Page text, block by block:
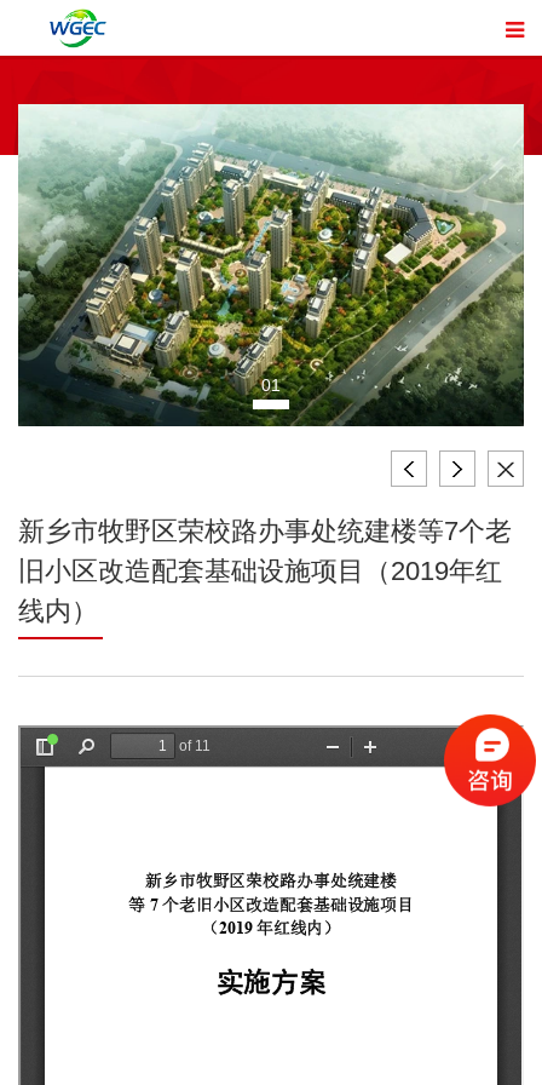
01
新乡市牧野区荣校路办事处统建楼等7个老
旧小区改造配套基础设施项目（2019年红
线内）